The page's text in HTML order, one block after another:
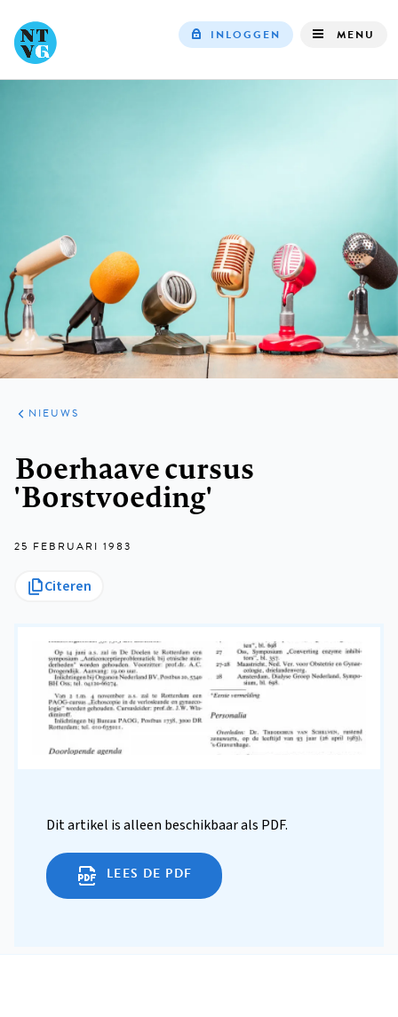
INLOGGEN MENU
ARTIKELEN
HET
KORT
NIEUWS
Boerhaave cursus
'Borstvoeding'
25 FEBRUARI 1983
Citeren
Dit artikel is alleen beschikbaar als PDF.
LEES DE PDF